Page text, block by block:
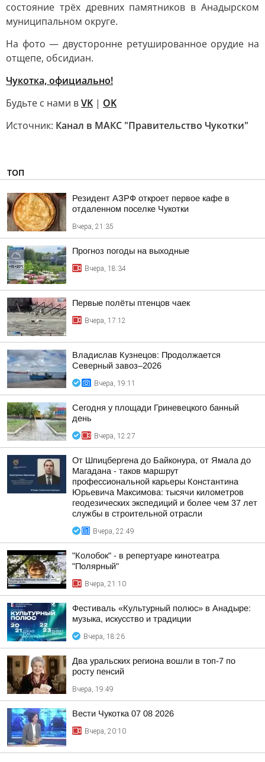
состояние трёх древних памятников в Анадырском
муниципальном округе.
На фото — двусторонне ретушированное орудие на
отщепе, обсидиан.
Чукотка, официально!
Будьте с нами вVK | OK
Источник: Канал в МАКС "Правительство Чукотки"
ТОП
Резидент АЗРФ откроет первое кафе в
отдаленном поселке Чукотки
Вчера, 21:35
Прогноз погоды на выходные
Вчера, 18:34
Первые полёты птенцов чаек
Вчера, 17:12
Владислав Кузнецов: Продолжается
Северный завоз–2026
Вчера, 19:11
Сегодня у площади Гриневецкого банный
день
Вчера, 12:27
От Шпицбергена до Байконура, от Ямала до
Магадана - таков маршрут
профессиональной карьеры Константина
Юрьевича Максимова: тысячи километров
геодезических экспедиций и более чем 37 лет
службы в строительной отрасли
Вчера, 22:49
"Колобок" - в репертуаре кинотеатра
"Полярный"
Вчера, 21:10
Фестиваль «Культурный полюс» в Анадыре:
музыка, искусство и традиции
Вчера, 18:26
Два уральских региона вошли в топ-7 по
росту пенсий
Вчера, 19:49
Вести Чукотка 07 08 2026
Вчера, 20:10